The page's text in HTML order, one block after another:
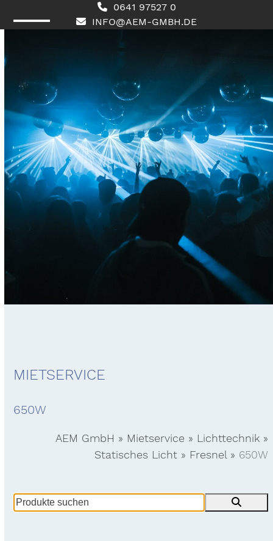
0641 97527 0
INFO@AEM-GMBH.DE
menu
menu
MIETSERVICE
650W
AEM GmbH » Mietservice » Lichttechnik »
Statisches Licht » Fresnel » 650W
Produkte
suchen